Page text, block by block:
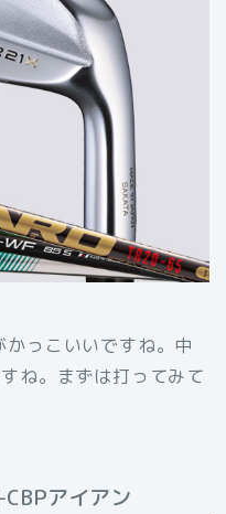
っこいいですね。中
ね。まずは打ってみて
アイアン